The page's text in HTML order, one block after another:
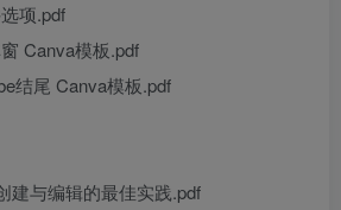
项.pdf
Canva模板.pdf
结尾 Canva模板.pdf
建与编辑的最佳实践.pdf